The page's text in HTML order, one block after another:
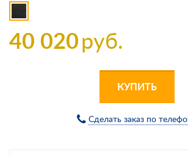
40 020руб.
КУПИТЬ
Сделать заказ по